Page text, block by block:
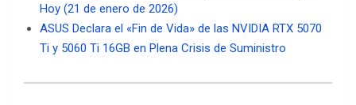
Hoy (21 de enero de 2026)
ASUS Declara el «Fin de Vida» de las NVIDIA RTX 5070
Ti y 5060 Ti 16GB en Plena Crisis de Suministro